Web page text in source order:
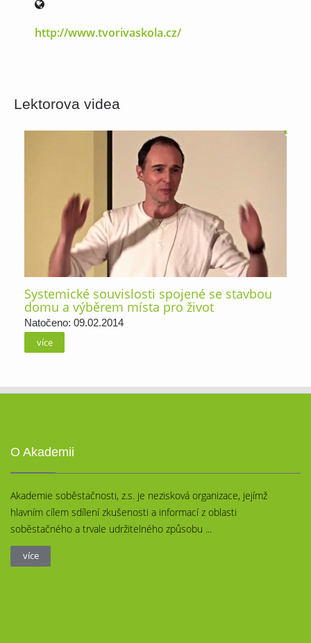
http://www.tvorivaskola.cz/
Lektorova videa
Systemické souvislosti spojené se stavbou
domu a výběrem místa pro život
Natočeno: 09.02.2014
více
O Akademii
Akademie soběstačnosti, z.s. je nezisková organizace, jejímž
hlavním cílem sdílení zkušenosti a informací z oblasti
soběstačného a trvale udržitelného způsobu ...
více